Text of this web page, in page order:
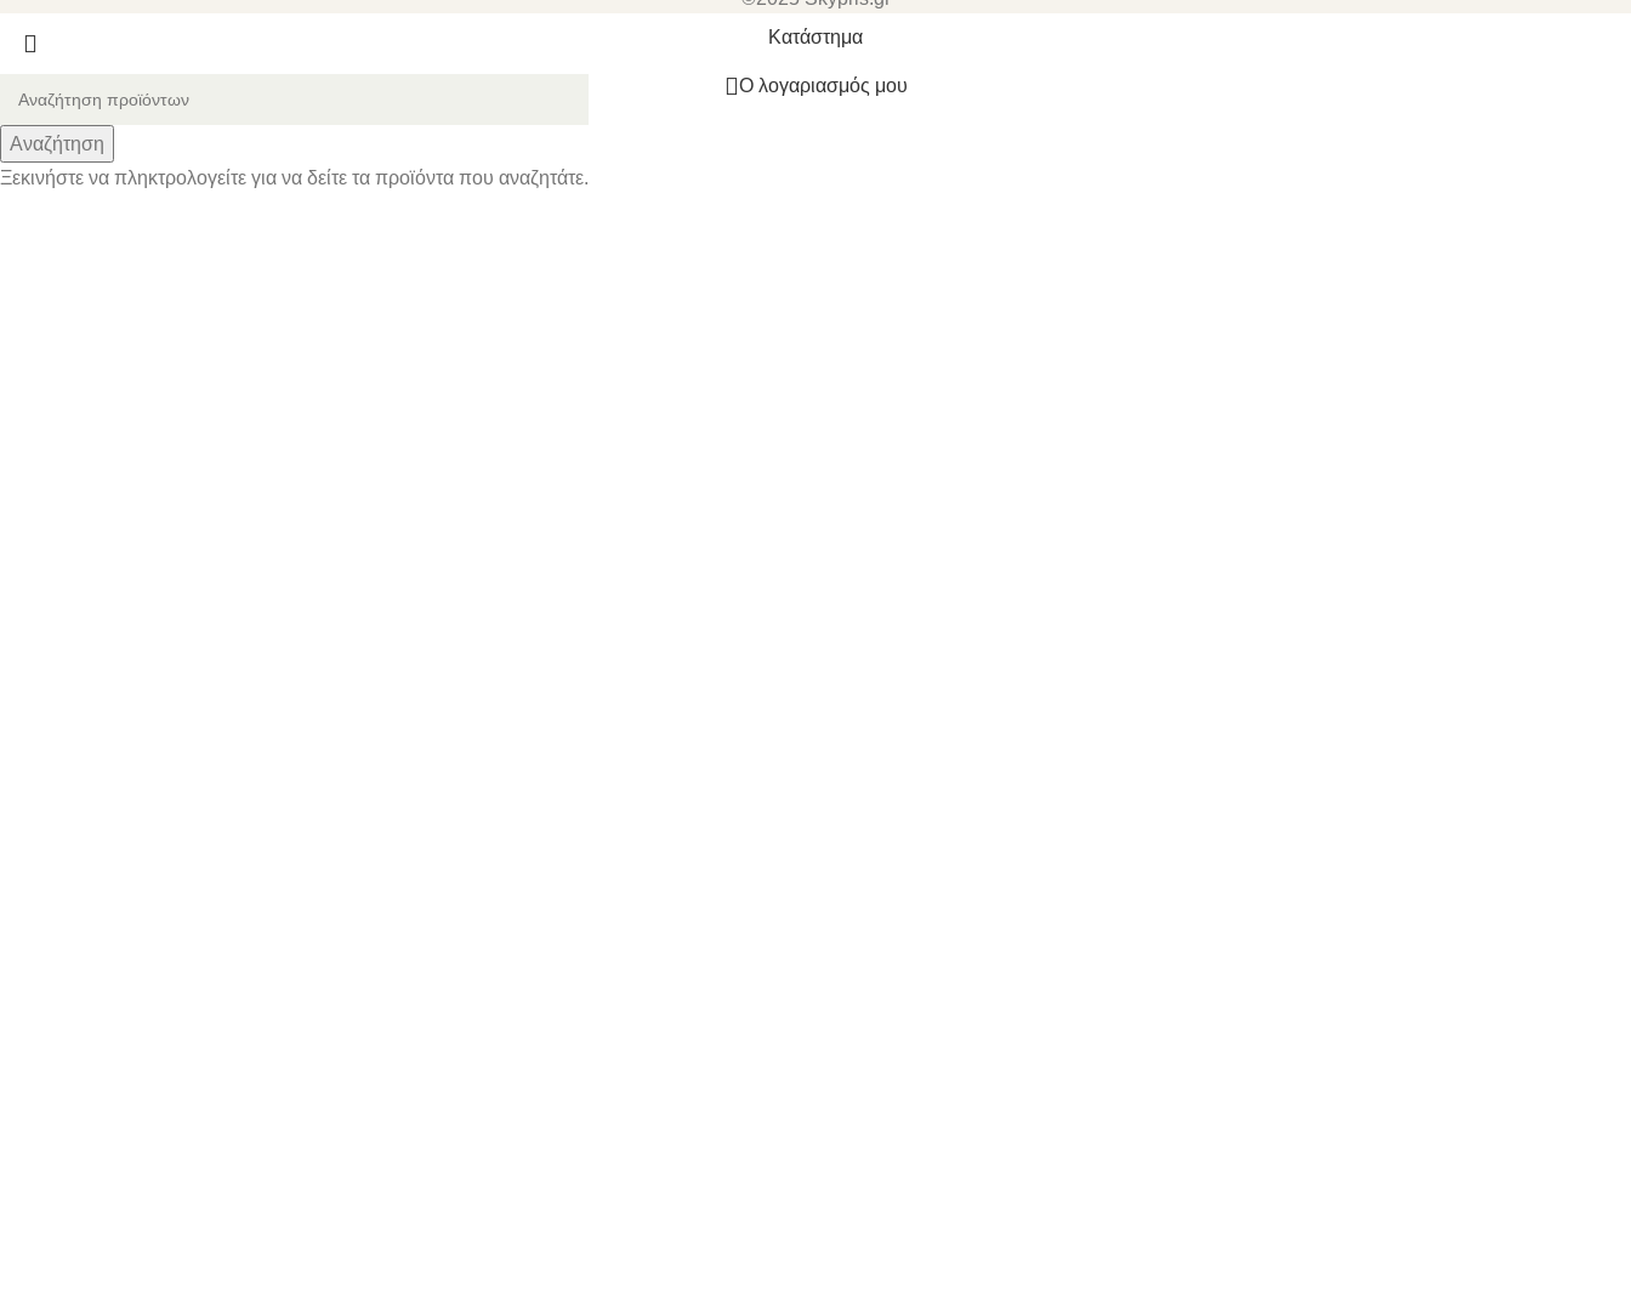
Αναζήτηση
Ξεκινήστε να πληκτρολογείτε για να δείτε τα προϊόντα που αναζητάτε.
Κατάστημα
Ο λογαριασμός μου